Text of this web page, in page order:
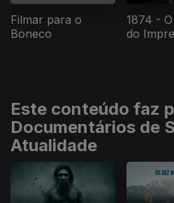
Filmar para o
Boneco
1874 -
do
Este conteúdo faz
Documentários de
Atualidade